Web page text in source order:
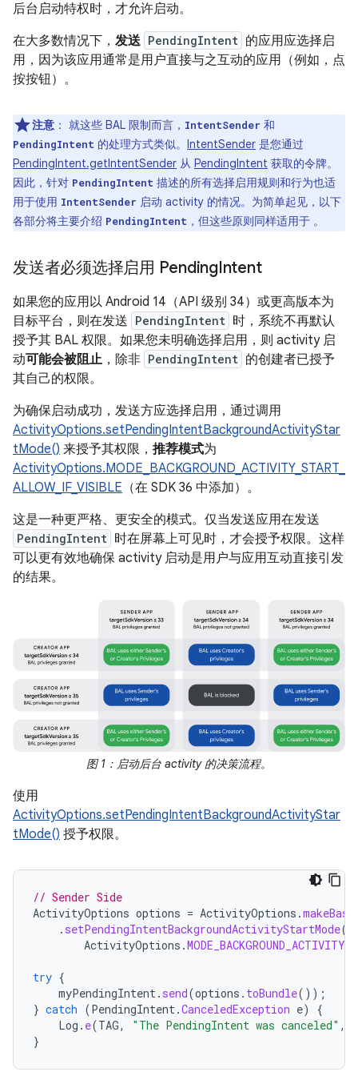
后台启动特权时，才允许启动。
在大多数情况下， 发送 PendingIntent 的应用应选择启
用，因为该应用通常是用户直接与之互动的应用（例如，点
按按钮）。
注意 ： 就这些 BAL 限制而言， IntentSender 和
PendingIntent 的处理方式类似。 IntentSender 是您通过
PendingIntent.getIntentSender 从 PendingIntent 获取的令牌。
因此，针对 PendingIntent 描述的所有选择启用规则和行为也适
用于使用 IntentSender 启动 activity 的情况。为简单起见，以下
各部分将主要介绍 PendingIntent ，但这些原则同样适用于 。
发送者必须选择启用 PendingIntent
如果您的应用以 Android 14（API 级别 34）或更高版本为
目标平台，则在发送 PendingIntent 时，系统不再默认
授予其 BAL 权限。如果您未明确选择启用，则 activity 启
动可能会被阻止 ，除非 PendingIntent 的创建者已授予
其自己的权限。
为确保启动成功，发送方应选择启用，通过调用
ActivityOptions.setPendingIntentBackgroundActivityStar
tMode() 来授予其权限， 推荐模式为
ActivityOptions.MODE_BACKGROUND_ACTIVITY_START_
ALLOW_IF_VISIBLE （在 SDK 36 中添加）。
这是一种更严格、更安全的模式。仅当发送应用在发送
PendingIntent 时在屏幕上可见时，才会授予权限。这样
可以更有效地确保 activity 启动是用户与应用互动直接引发
的结果。
图 1：启动后台 activity 的决策流程。
使用
ActivityOptions.setPendingIntentBackgroundActivityStar
tMode() 授予权限。
// Sender Side
ActivityOptions options = ActivityOptions .
. setPendingIntentBackgroundActivityStartMode(
ActivityOptions .
try {
myPendingIntent . send(options . toBundle());
} catch (PendingIntent .CanceledException e)
{
Log . e(TAG, "The PendingIntent was canceled" ,
}